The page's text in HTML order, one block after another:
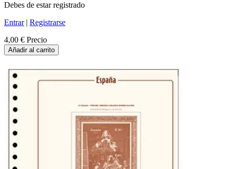
Debes de estar registrado
Entrar| Registrarse
4,00 € Precio
Añadir al carrito